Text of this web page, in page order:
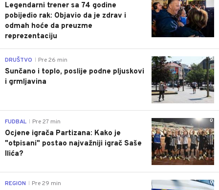
Legendarni trener sa 74 godine
pobijedio rak: Objavio da je zdrav i
odmah hoće da preuzme
reprezentaciju
0
DRUŠTVO Pre 26 min
Sunčano i toplo, poslije podne pljuskovi
i grmljavina
0
FUDBAL Pre 27 min
Ocjene igrača Partizana: Kako je
"otpisani" postao najvažniji igrač Saše
Ilića?
0
REGION Pre 29 min